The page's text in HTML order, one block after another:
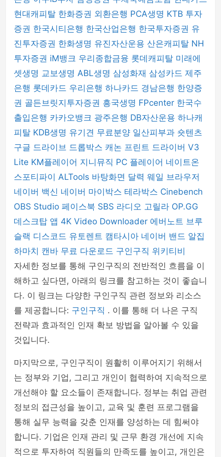
현대캐피탈 한화증권 외환은행 PCA생명 KTB 투자
증권 한국시티은행 한국산업은행 한국투자증권 유
진투자증권 한화생명 유진자산운용 산은캐피탈 NH
투자증권 iM뱅크 우리종합금융 롯데캐피탈 미래에
셋생명 교보생명 ABL생명 삼성화재 삼성카드 제주
은행 롯데카드 우리은행 하나카드 경남은행 한양증
권 골든브릿지투자증권 흥국생명 FPcenter 한국수
출입은행 카카오뱅크 광주은행 DB자산운용 하나캐
피탈 KDB생명 유기견 무료분양 일산피부과 숏텐츠
구글 드라이브 드롭박스 캐논 프린트 드라이버 V3
Lite KM플레이어 지니뮤직 PC 플레이어 네이트온
스포티파이 ALTools 바탕화면 달력 웨일 브라우저
네이버 백신 네이버 마이박스 테라박스 Cinebench
OBS Studio 페이스북 SBS 라디오 고릴라 OP.GG
데스크탑 앱 4K Video Downloader 에버노트 브루
슬랙 디스코드 유토렌트 캠타시아 네이버 밴드 알집
하마치 캔바 무료 다운로드 구인구직 위키티비
자세한 정보를 통해 구인구직의 전반적인 흐름을 이
해하고 싶다면, 아래의 링크를 참고하는 것이 좋습니
다. 이 링크는 다양한 구인구직 관련 정보와 리소스
를 제공합니다: 구인구직 . 이를 통해 더 나은 구직
전략과 효과적인 인재 확보 방법을 알아볼 수 있을
것입니다.
마지막으로, 구인구직이 원활히 이루어지기 위해서
는 정부와 기업, 그리고 개인이 협력하여 지속적으로
개선해야 할 요소들이 존재합니다. 정부는 취업 관련
정보의 접근성을 높이고, 교육 및 훈련 프로그램을
통해 실무 능력을 갖춘 인재를 양성하는 데 힘써야
합니다. 기업은 인재 관리 및 근무 환경 개선에 지속
적으로 투자하여 직원들의 만족도를 높이고, 개인은